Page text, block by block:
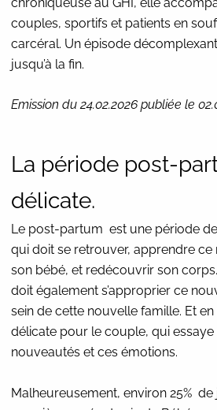
couples, sportifs et patients en
carcéral. Un épisode
jusqu’à la fin.
Emission du 24.02.2026 publiée le
La période post-
délicate.
Le post-partum est une période
qui doit se retrouver, apprendre
son bébé, et redécouvrir son
doit également s’approprier ce
sein de cette nouvelle famille. Et
délicate pour le couple, qui
nouveautés et ces émotions.
Malheureusement, environ 25%